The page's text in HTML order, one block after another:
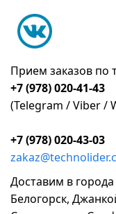
Прием заказов по
+7 (978) 020-41-43
(Telegram / Viber /
+7 (978) 020-43-03
Доставим в
Белогорск,